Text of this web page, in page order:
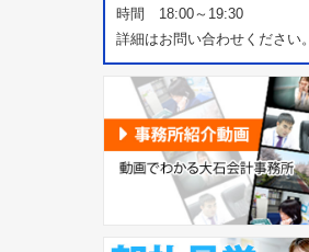
時間 18:00～19:30
詳細はお問い合わせください。